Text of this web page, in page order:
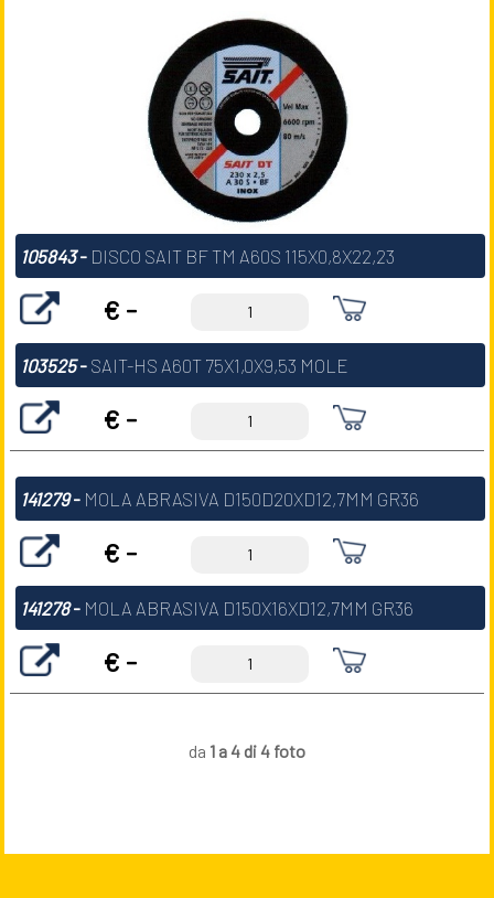
105843- DISCO SAIT BF TM A60S 115X0,8X22,23
€ -
103525- SAIT-HS A60T 75X1,0X9,53 MOLE
€ -
141279- MOLA ABRASIVA D150D20XD12,7MM GR36
€ -
141278- MOLA ABRASIVA D150X16XD12,7MM GR36
€ -
da 1 a 4 di 4 foto